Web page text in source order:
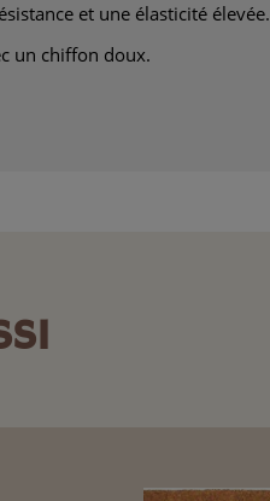
et une élasticité élevée.
un chiffon doux.